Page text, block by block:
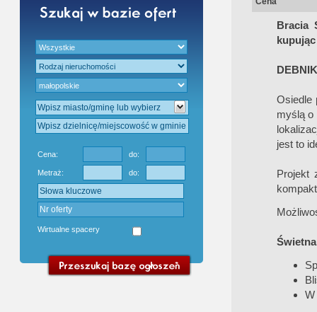
Cena: do:
Metraż: do:
Wirtualne spacery
Bracia
Osiedle
myślą o
jest to
Projekt
W